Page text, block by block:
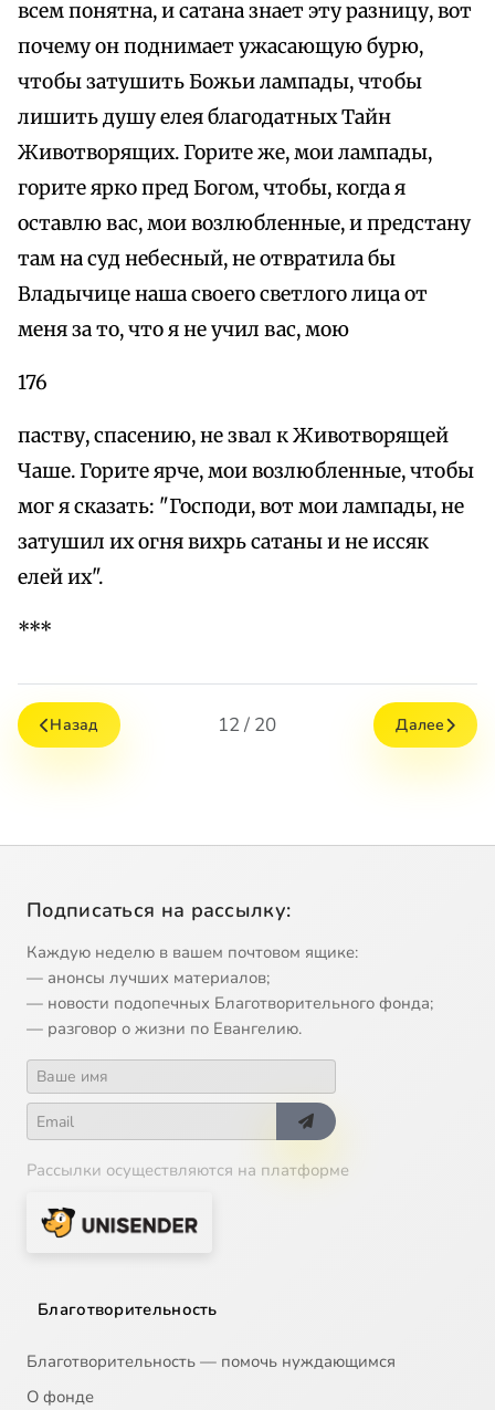
всем понятна, и сатана знает эту разницу, вот
почему он поднимает ужасающую бурю,
чтобы затушить Божьи лампады, чтобы
лишить душу елея благодатных Тайн
Животворящих. Горите же, мои лампады,
горите ярко пред Богом, чтобы, когда я
оставлю вас, мои возлюбленные, и предстану
там на суд небесный, не отвратила бы
Владычице наша своего светлого лица от
меня за то, что я не учил вас, мою
176
паству, спасению, не звал к Животворящей
Чаше. Горите ярче, мои возлюбленные, чтобы
мог я сказать: "Господи, вот мои лампады, не
затушил их огня вихрь сатаны и не иссяк
елей их".
***
Назад 12 / 20 Далее
Подписаться на рассылку:
Каждую неделю в вашем почтовом ящике:
— анонсы лучших материалов;
— новости подопечных Благотворительного фонда;
— разговор о жизни по Евангелию.
Рассылки осуществляются на платформе
Благотворительность
Благотворительность — помочь нуждающимся
О фонде